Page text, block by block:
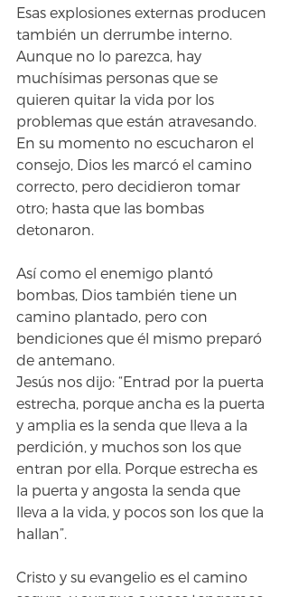
Esas explosiones externas producen
también un derrumbe interno.
Aunque no lo parezca, hay
muchísimas personas que se
quieren quitar la vida por los
problemas que están atravesando.
En su momento no escucharon el
consejo, Dios les marcó el camino
correcto, pero decidieron tomar
otro; hasta que las bombas
detonaron.
Así como el enemigo plantó
bombas, Dios también tiene un
camino plantado, pero con
bendiciones que él mismo preparó
de antemano.
Jesús nos dijo: “Entrad por la puerta
estrecha, porque ancha es la puerta
y amplia es la senda que lleva a la
perdición, y muchos son los que
entran por ella. Porque estrecha es
la puerta y angosta la senda que
lleva a la vida, y pocos son los que la
hallan”.
Cristo y su evangelio es el camino